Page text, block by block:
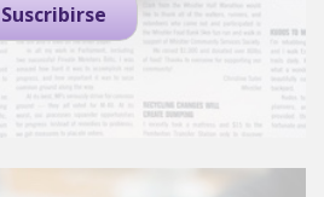
Suscribirse